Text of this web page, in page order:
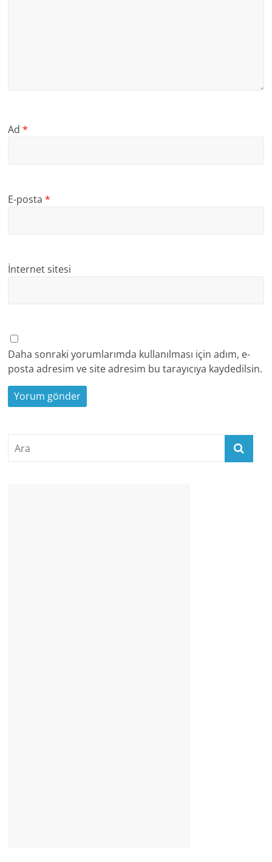
Ad*
E-posta*
İnternet sitesi
Daha sonraki yorumlarımda kullanılması için adım, e-
posta adresim ve site adresim bu tarayıcıya kaydedilsin.